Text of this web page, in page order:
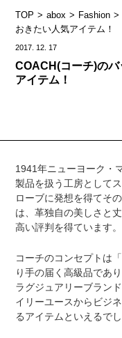
TOP abox Fashion
おきたい人気アイテム！
2017. 12. 17
COACH(コーチ)の
アイテム！
1941年ニューヨーク・
製品を扱う工房として
ローブに発想を得てそ
は、革独自の美しさと
高い評判を得ています。
コーチのコンセプトは
り手の届く高級品であ
ラグジュアリーブラン
イリーユースからビジ
るアイテムといえるでし